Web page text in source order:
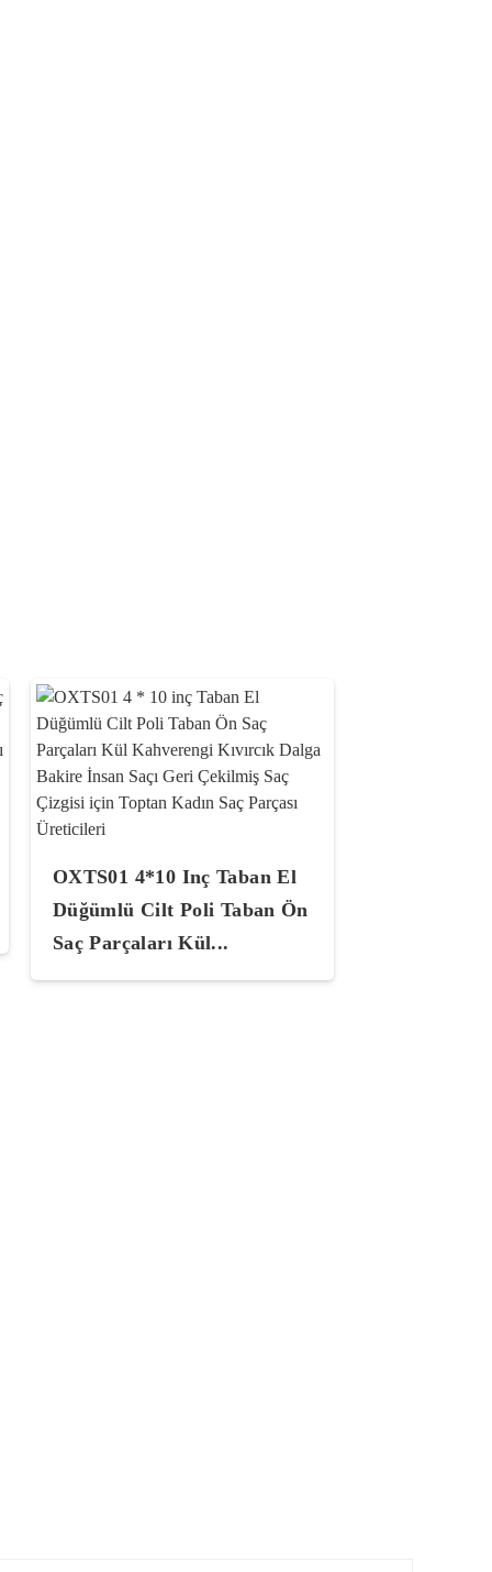
OXTS01 4*10 Inç Taban El
Düğümlü Cilt Poli Taban Ön
Saç Parçaları Kül...